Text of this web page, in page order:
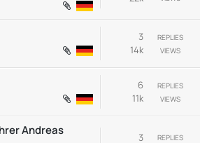
REPLIES
3
VIEWS
14k
REPLIES
6
VIEWS
11k
Andreas
REPLIES
3